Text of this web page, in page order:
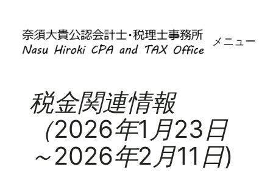
メニュー
税金関連情報
（2026年1月23日
～2026年2月11日)